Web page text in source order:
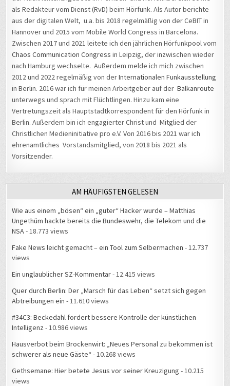
als Redakteur vom Dienst (RvD) beim Hörfunk. Als Autor berichte
aus der digitalen Welt, u.a. bis 2018 regelmäßig von der CeBIT in
Hannover und 2015 vom Mobile World Congress in Barcelona.
Zwischen 2017 und 2021 leitete ich den jährlichen Hörfunkpool vom
Chaos Communication Congress in Leipzig, der inzwischen wieder
nach Hamburg wechselte. Außerdem melde ich mich zwischen
2012 und 2022 regelmäßig von derInternationalen Funkausstellung
in Berlin. 2016 war ich für meinen Arbeitgeber auf derBalkanroute
unterwegs und sprach mit Flüchtlingen. Hinzu kam eine
Vertretungszeit als Hauptstadtkorrespondent für den Hörfunk in
Berlin. Außerdem bin ich engagierter Christ und Mitglied der
Christlichen Medieninitiative pro e.V. Von 2016 bis 2021 war ich
ehrenamtliches Vorstandsmitglied, von 2018 bis 2021 als
Vorsitzender.
AM HÄUFIGSTEN GELESEN
Wie aus einem „bösen“ ein „guter“ Hacker wurde – Matthias
Ungethüm hackte bereits die Bundeswehr, die Telekom und die
NSA- 18.773 views
Fake News leicht gemacht – ein Tool zum Selbermachen - 12.737
views
Ein unglaublicher SZ-Kommentar- 12.415 views
Quer durch Berlin: Der „Marsch für das Leben“ setzt sich gegen
Abtreibungen ein - 11.610 views
#34C3: Beckedahl fordert bessere Kontrolle der künstlichen
Intelligenz - 10.986 views
Hausverbot beim Brockenwirt: „Neues Personal zu bekommen ist
schwerer als neue Gäste“ - 10.268 views
Gethsemane: Hier betete Jesus vor seiner Kreuzigung - 10.215
views